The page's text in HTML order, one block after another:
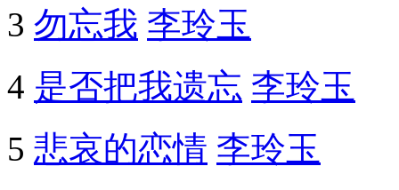
3 勿忘我 李玲玉
4 是否把我遗忘 李玲玉
5 悲哀的恋情 李玲玉